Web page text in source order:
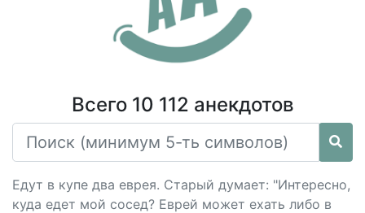
Всего 10 112 анекдотов
Едут в купе два еврея. Старый думает: "Интересно,
куда едет мой сосед? Еврей может ехать либо в